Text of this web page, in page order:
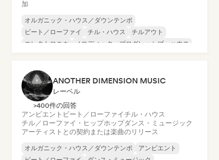
加
オルガニック・ハウス／ダウンテンポ
ビート／ローファイ
チル・ハウス
チルアウト
エレクトロニカ
メロディック・プログレッシブ・ハウス
ANOTHER DIMENSION MUSIC
レーベル
>400件の回答
アンビエント ビート／ローファイチル・ハウス
チル／ローファイ・ヒップホップダンス・ミュージック
アーティストとの契約または楽曲のリリース
オルガニック・ハウス／ダウンテンポ
アンビエント